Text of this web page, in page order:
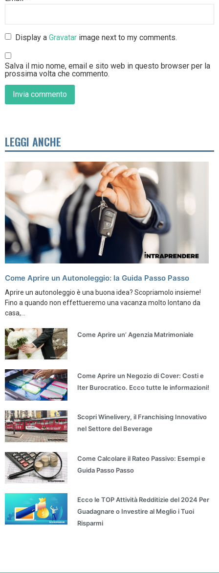
Display aGravatar image next to my comments.
Salva il mio nome, email e sito web in questo browser per la
prossima volta che commento.
LEGGI ANCHE
Come Aprire un Autonoleggio: la Guida Passo Passo
Aprire un autonoleggio è una buona idea? Scopriamolo insieme!
Fino a quando non effettueremo una vacanza molto lontano da
casa,...
Come Aprire un’ Agenzia Matrimoniale
Come Aprire un Negozio di Cover: Costi e
Iter Burocratico. Ecco tutte le informazioni!
Scopri Winelivery, il Franchising Innovativo
nel Settore del Beverage
Come Calcolare il Rateo Passivo: Esempi e
Guida Passo Passo
Ecco le TOP Attività Redditizie del 2024 Per
Guadagnare o Investire al Meglio i Tuoi
Risparmi